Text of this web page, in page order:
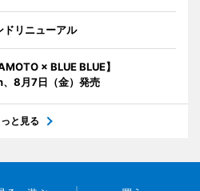
ドリニューアル
× BLUE BLUE】
8月7日（金）発売
っと見る